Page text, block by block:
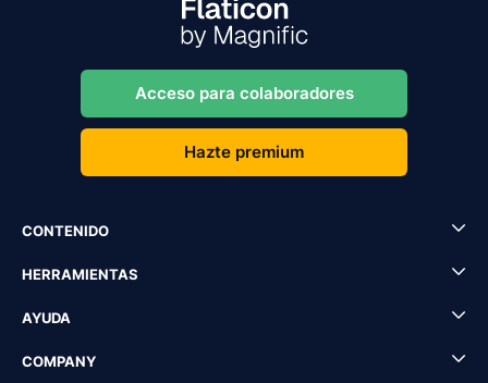
Acceso para colaboradores
Hazte premium
CONTENIDO
HERRAMIENTAS
AYUDA
COMPANY